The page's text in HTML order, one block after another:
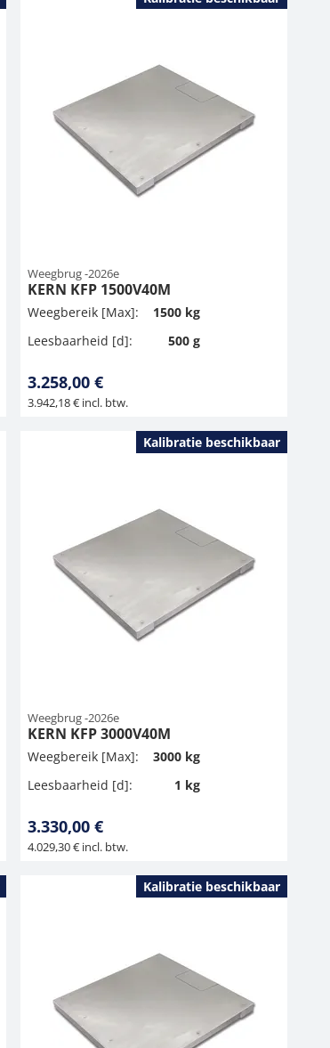
Weegbrug -2026e
KERN KFP 1500V40M
Weegbereik [Max]:
1500 kg
Leesbaarheid [d]:
500 g
3.258,00 €
3.942,18 € incl. btw.
Kalibratie beschikbaar
Weegbrug -2026e
KERN KFP 3000V40M
Weegbereik [Max]:
3000 kg
Leesbaarheid [d]:
1 kg
3.330,00 €
4.029,30 € incl. btw.
Kalibratie beschikbaar